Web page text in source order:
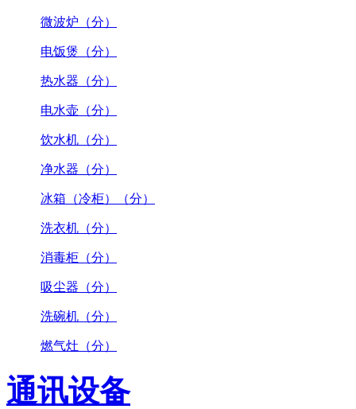
微波炉（分）
电饭煲（分）
热水器（分）
电水壶（分）
饮水机（分）
净水器（分）
冰箱（冷柜）（分）
洗衣机（分）
消毒柜（分）
吸尘器（分）
洗碗机（分）
燃气灶（分）
通讯设备